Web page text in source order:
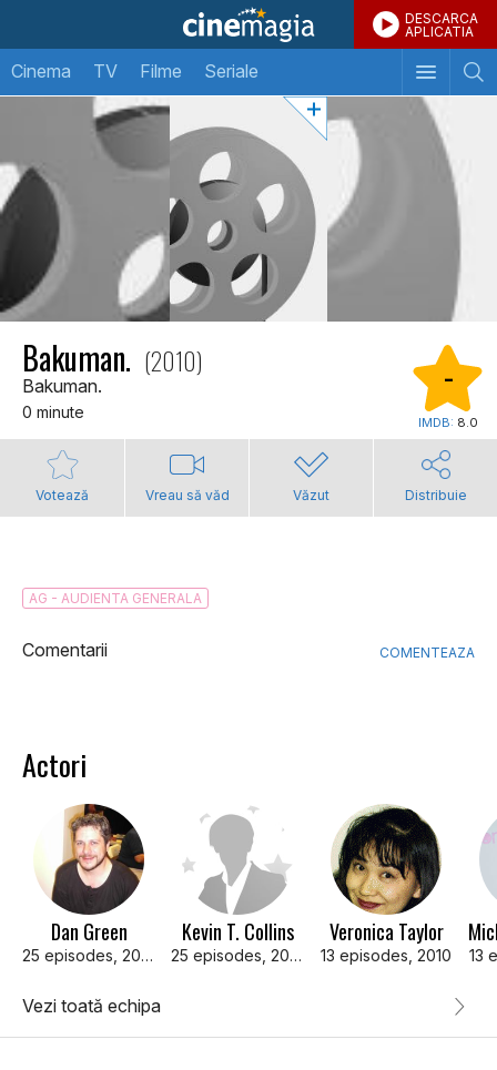
DESCARCA
APLICATIA
Cinema TV Filme Seriale
Bakuman. (2010)
Bakuman.
0 minute
-
IMDB: 8.0
Votează Vreau să văd Văzut Distribuie
AG - AUDIENTA GENERALA
Comentarii COMENTEAZA
Actori
Dan Green
25 episodes, 2010-2011
Kevin T. Collins
25 episodes, 2010-2011
Veronica Taylor
13 episodes, 2010 13
Vezi toată echipa